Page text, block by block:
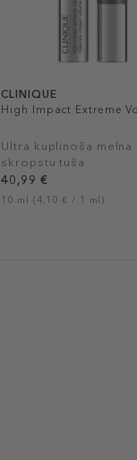
CLINIQUE
High Impact Extreme
Ultra kuplinoša melna
skropstu tuša
40,99 €
10 ml (4,10 € / 1 ml)